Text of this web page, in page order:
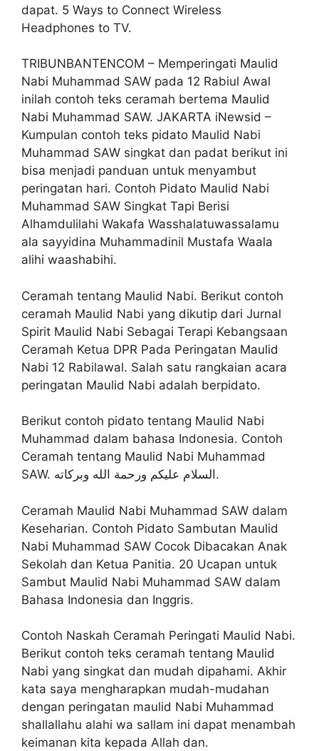
dapat. 5 Ways to Connect Wireless
Headphones to TV.
TRIBUNBANTENCOM – Memperingati Maulid
Nabi Muhammad SAW pada 12 Rabiul Awal
inilah contoh teks ceramah bertema Maulid
Nabi Muhammad SAW. JAKARTA iNewsid –
Kumpulan contoh teks pidato Maulid Nabi
Muhammad SAW singkat dan padat berikut ini
bisa menjadi panduan untuk menyambut
peringatan hari. Contoh Pidato Maulid Nabi
Muhammad SAW Singkat Tapi Berisi
Alhamdulilahi Wakafa Wasshalatuwassalamu
ala sayyidina Muhammadinil Mustafa Waala
alihi waashabihi.
Ceramah tentang Maulid Nabi. Berikut contoh
ceramah Maulid Nabi yang dikutip dari Jurnal
Spirit Maulid Nabi Sebagai Terapi Kebangsaan
Ceramah Ketua DPR Pada Peringatan Maulid
Nabi 12 Rabilawal. Salah satu rangkaian acara
peringatan Maulid Nabi adalah berpidato.
Berikut contoh pidato tentang Maulid Nabi
Muhammad dalam bahasa Indonesia. Contoh
Ceramah tentang Maulid Nabi Muhammad
SAW. السلام عليكم ورحمة الله وبركاته.
Ceramah Maulid Nabi Muhammad SAW dalam
Keseharian. Contoh Pidato Sambutan Maulid
Nabi Muhammad SAW Cocok Dibacakan Anak
Sekolah dan Ketua Panitia. 20 Ucapan untuk
Sambut Maulid Nabi Muhammad SAW dalam
Bahasa Indonesia dan Inggris.
Contoh Naskah Ceramah Peringati Maulid Nabi.
Berikut contoh teks ceramah tentang Maulid
Nabi yang singkat dan mudah dipahami. Akhir
kata saya mengharapkan mudah-mudahan
dengan peringatan maulid Nabi Muhammad
shallallahu alahi wa sallam ini dapat menambah
keimanan kita kepada Allah dan.